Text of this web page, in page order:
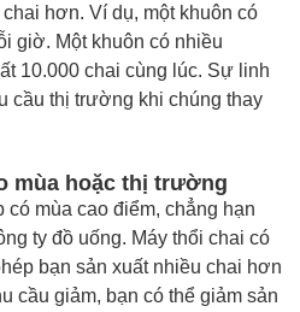
hơn. Ví dụ, một khuôn có
giờ. Một khuôn có nhiều
10.000 chai cùng lúc. Sự linh
cầu thị trường khi chúng thay
mùa hoặc thị trường
có mùa cao điểm, chẳng hạn
ty đồ uống. Máy thổi chai có
bạn sản xuất nhiều chai hơn
cầu giảm, bạn có thể giảm sản